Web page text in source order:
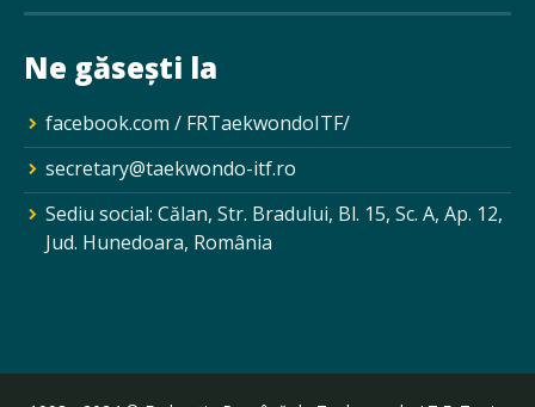
Ne găsești la
facebook.com / FRTaekwondoITF/
secretary@taekwondo-itf.ro
Sediu social: Călan, Str. Bradului, Bl. 15, Sc. A, Ap. 12,
Jud. Hunedoara, România